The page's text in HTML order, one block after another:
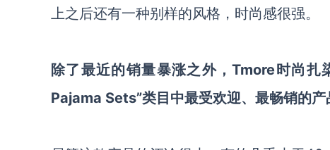
上之后还有一种别样的风格，时尚感很强。
除了最近的销量暴涨之外，Tmore时尚扎
Pajama Sets”类目中最受欢迎、最畅销的产